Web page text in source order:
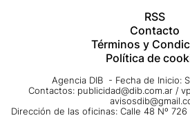
RSS
Contacto
Términos y
Política de
Agencia DIB - Fecha de Inicio:
Contactos: publicidad@dib.com.ar /
Dirección de las oficinas: Calle 48 Nº